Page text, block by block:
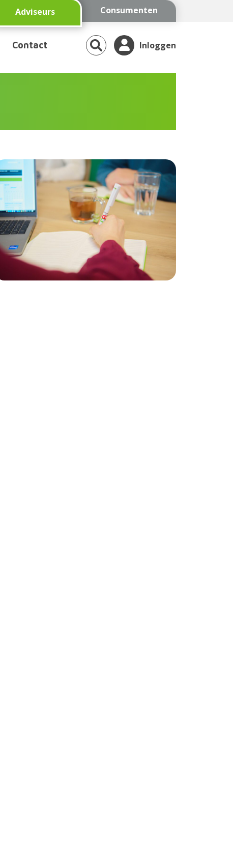
Adviseurs Consumenten
Contact Inloggen